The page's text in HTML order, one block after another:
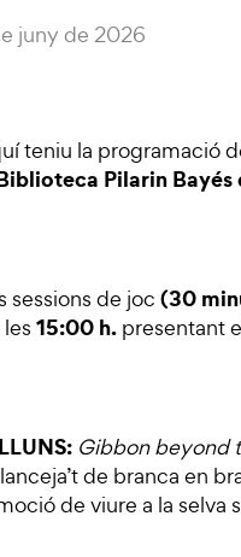
juny de 2026
teniu la programació
Pilarin Bayés
sessions de joc (30
15:00 h. presentant
Gibbon beyond
de branca en
de viure a la selva